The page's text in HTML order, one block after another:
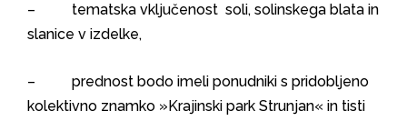
– tematska vključenost soli, solinskega blata in
slanice v izdelke,
– prednost bodo imeli ponudniki s pridobljeno
kolektivno znamko »Krajinski park Strunjan« in tisti